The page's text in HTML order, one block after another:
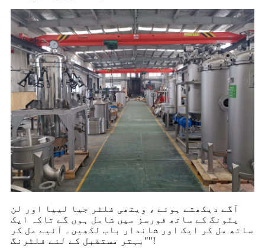
آگے دیکھتے ہوئے ، ویتھی فلٹر جیا لییا اور لن
یٹونگ کے ساتھ فورسز میں شامل ہوں گے تاکہ ایک
ساتھ مل کر ایک اور شاندار باب لکھیں۔ آئیے مل کر
"بہتر مستقبل کے لئے فلٹرنگ"!